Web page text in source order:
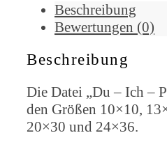
24x36
Beschreibung
Bewertungen (0)
Beschreibung
Die Datei „Du – Ich –
den Größen 10×10,
20×30 und 24×36.